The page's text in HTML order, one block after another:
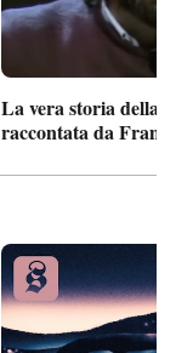
La vera storia della
raccontata da